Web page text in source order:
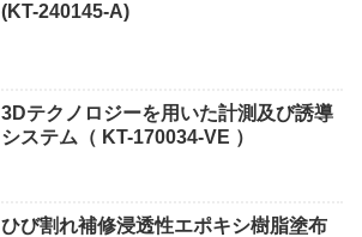
(KT-240145-A)
3Dテクノロジーを用いた計測及び誘導
システム（ KT-170034-VE ）
ひび割れ補修浸透性エポキシ樹脂塗布